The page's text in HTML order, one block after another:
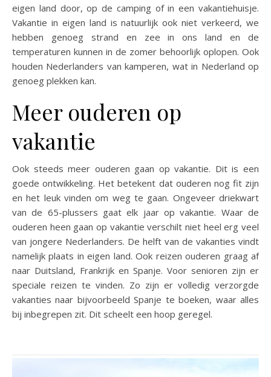
eigen land door, op de camping of in een vakantiehuisje.
Vakantie in eigen land is natuurlijk ook niet verkeerd, we
hebben genoeg strand en zee in ons land en de
temperaturen kunnen in de zomer behoorlijk oplopen. Ook
houden Nederlanders van kamperen, wat in Nederland op
genoeg plekken kan.
Meer ouderen op
vakantie
Ook steeds meer ouderen gaan op vakantie. Dit is een
goede ontwikkeling. Het betekent dat ouderen nog fit zijn
en het leuk vinden om weg te gaan. Ongeveer driekwart
van de 65-plussers gaat elk jaar op vakantie. Waar de
ouderen heen gaan op vakantie verschilt niet heel erg veel
van jongere Nederlanders. De helft van de vakanties vindt
namelijk plaats in eigen land. Ook reizen ouderen graag af
naar Duitsland, Frankrijk en Spanje. Voor senioren zijn er
speciale reizen te vinden. Zo zijn er volledig verzorgde
vakanties naar bijvoorbeeld Spanje te boeken, waar alles
bij inbegrepen zit. Dit scheelt een hoop geregel.